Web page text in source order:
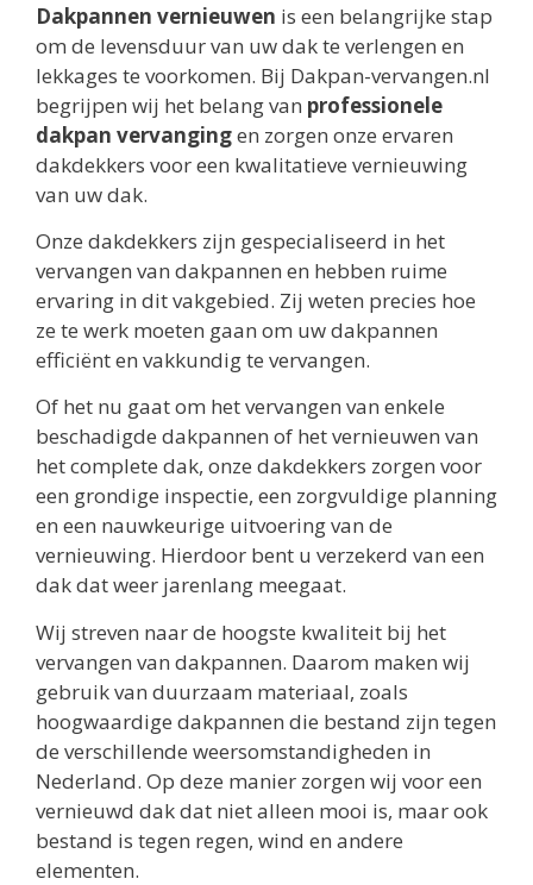
Dakpannen vernieuwen is een belangrijke stap
om de levensduur van uw dak te verlengen en
lekkages te voorkomen. Bij Dakpan-vervangen.nl
begrijpen wij het belang van professionele
dakpan vervangingen zorgen onze ervaren
dakdekkers voor een kwalitatieve vernieuwing
van uw dak.
Onze dakdekkers zijn gespecialiseerd in het
vervangen van dakpannen en hebben ruime
ervaring in dit vakgebied. Zij weten precies hoe
ze te werk moeten gaan om uw dakpannen
efficiënt en vakkundig te vervangen.
Of het nu gaat om het vervangen van enkele
beschadigde dakpannen of het vernieuwen van
het complete dak, onze dakdekkers zorgen voor
een grondige inspectie, een zorgvuldige planning
en een nauwkeurige uitvoering van de
vernieuwing. Hierdoor bent u verzekerd van een
dak dat weer jarenlang meegaat.
Wij streven naar de hoogste kwaliteit bij het
vervangen van dakpannen. Daarom maken wij
gebruik van duurzaam materiaal, zoals
hoogwaardige dakpannen die bestand zijn tegen
de verschillende weersomstandigheden in
Nederland. Op deze manier zorgen wij voor een
vernieuwd dak dat niet alleen mooi is, maar ook
bestand is tegen regen, wind en andere
elementen.